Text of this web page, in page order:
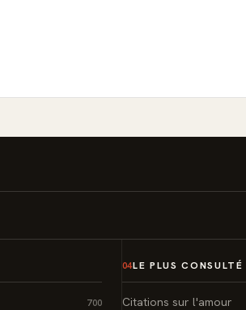
700
04LE PLUS CONSULTÉ
Citations sur l'amour